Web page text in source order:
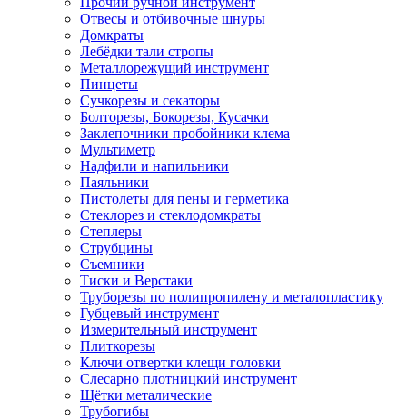
Отвесы и отбивочные шнуры
Домкраты
Лебёдки тали стропы
Металлорежущий инструмент
Пинцеты
Сучкорезы и секаторы
Болторезы, Бокорезы, Кусачки
Заклепочники пробойники клема
Мультиметр
Надфили и напильники
Паяльники
Пистолеты для пены и герметика
Стеклорез и стеклодомкраты
Степлеры
Струбцины
Съемники
Тиски и Верстаки
Труборезы по полипропилену и металопластику
Губцевый инструмент
Измерительный инструмент
Плиткорезы
Ключи отвертки клещи головки
Слесарно плотницкий инструмент
Щётки металические
Трубогибы